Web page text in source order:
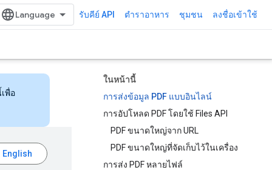
รับคีย์ API ตำราอาหาร ชุมชน ลงชื่อเข้าใช้
ในหน้านี้
การส่งข้อมูล PDF แบบอินไลน์
การอัปโหลด PDF โดยใช้ Files API
PDF ขนาดใหญ่จาก URL
PDF ขนาดใหญ่ที่จัดเก็บไว้ในเครื่อง
การส่ง PDF หลายไฟล์
พื่อ